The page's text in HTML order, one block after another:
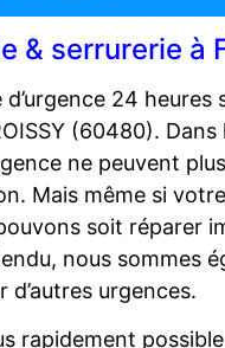
& serrurerie à
24 heures
(60480).
ne peuvent
Mais même si
soit réparer
nous sommes
d’autres urgences.
rapidement